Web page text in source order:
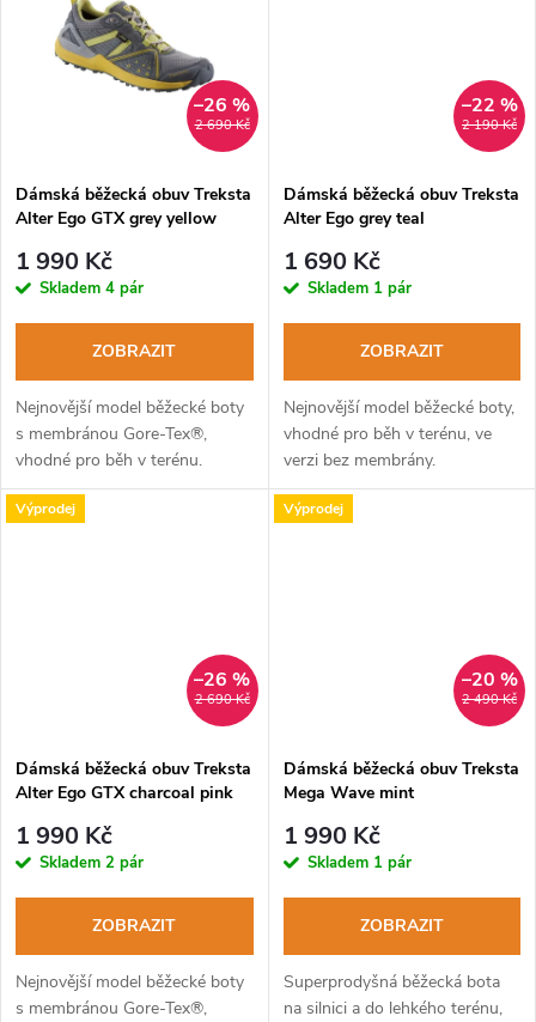
2 690 Kč
–26 %
Dámská běžecká obuv Treksta
Alter Ego GTX grey yellow
1 990 Kč
Skladem 4 pár
ZOBRAZIT
Nejnovější model běžecké boty
s membránou Gore-Tex®,
vhodné pro běh v terénu.
2 190 Kč
–22 %
Dámská běžecká obuv Treksta
Alter Ego grey teal
1 690 Kč
Skladem 1 pár
ZOBRAZIT
Nejnovější model běžecké boty,
vhodné pro běh v terénu, ve
verzi bez membrány.
Výprodej
2 690 Kč
–26 %
Dámská běžecká obuv Treksta
Alter Ego GTX charcoal pink
1 990 Kč
Skladem 2 pár
ZOBRAZIT
Nejnovější model běžecké boty
s membránou Gore-Tex®,
Výprodej
2 490 Kč
–20 %
Dámská běžecká obuv Treksta
Mega Wave mint
1 990 Kč
Skladem 1 pár
ZOBRAZIT
Superprodyšná běžecká bota
na silnici a do lehkého terénu,